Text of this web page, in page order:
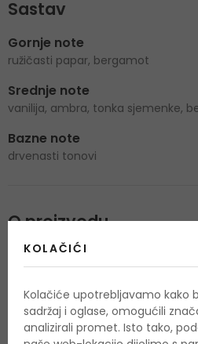
Sastav
Gornje note
ružičasti papar, bergamot
Srednje note
vanilija, ambra, tonka sjemenke,
Bazne note
drvenasti tonovi
O proizvodu
OPIS OCJENA (3)
KOLAČIĆI
Kolačiće upotrebljavamo kako
sadržaj i oglase, omogućili
analizirali promet. Isto tako,